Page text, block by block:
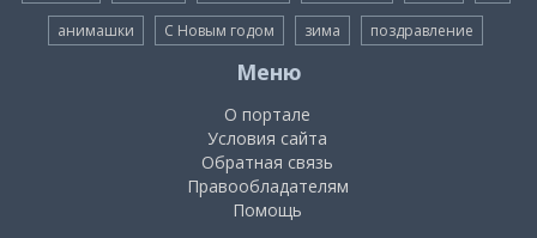
анимашки С Новым годом зима поздравление
Меню
О портале
Условия сайта
Обратная связь
Правообладателям
Помощь